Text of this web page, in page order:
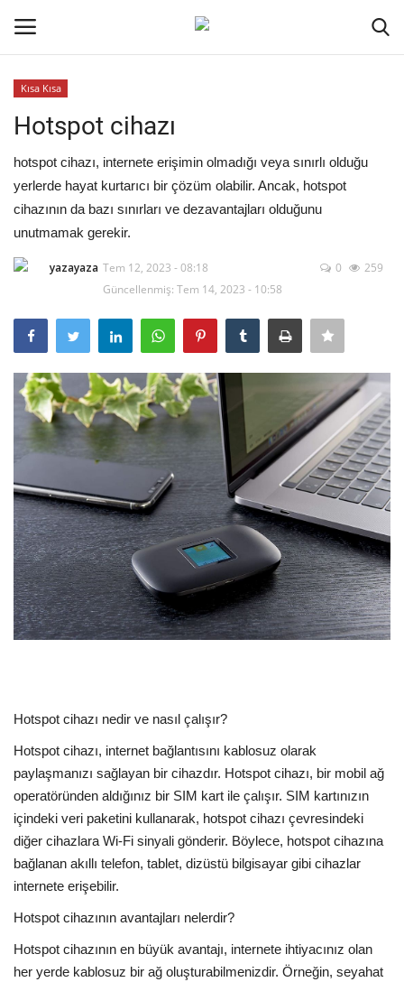
Ana Sayfa
Kripto Para
İletişim
Kodlama
Galeri
Dil
Kısa Kısa
Hotspot cihazı
hotspot cihazı, internete erişimin olmadığı veya sınırlı olduğu
yerlerde hayat kurtarıcı bir çözüm olabilir. Ancak, hotspot
cihazının da bazı sınırları ve dezavantajları olduğunu
unutmamak gerekir.
yazayaza Tem 12, 2023 - 08:18
Güncellenmiş: Tem 14, 2023 - 10:58
0 259
Hotspot cihazı nedir ve nasıl çalışır?
Hotspot cihazı, internet bağlantısını kablosuz olarak
paylaşmanızı sağlayan bir cihazdır. Hotspot cihazı, bir mobil ağ
operatöründen aldığınız bir SIM kart ile çalışır. SIM kartınızın
içindeki veri paketini kullanarak, hotspot cihazı çevresindeki
diğer cihazlara Wi-Fi sinyali gönderir. Böylece, hotspot cihazına
bağlanan akıllı telefon, tablet, dizüstü bilgisayar gibi cihazlar
internete erişebilir.
Hotspot cihazının avantajları nelerdir?
Hotspot cihazının en büyük avantajı, internete ihtiyacınız olan
her yerde kablosuz bir ağ oluşturabilmenizdir. Örneğin, seyahat